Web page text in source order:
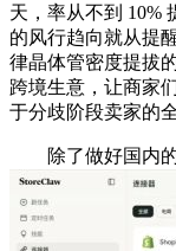
天，率从不到 10%
的风行趋向就从提
律晶体管密度提拔
跨境生意，让商家
于分歧阶段卖家的
除了做好国内的